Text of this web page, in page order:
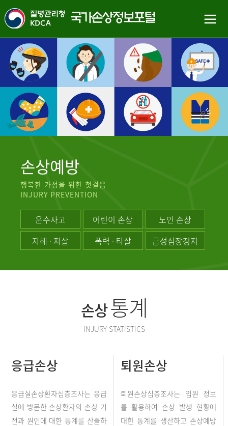
손상예방
행복한 가정을 위한 첫걸음
INJURY PREVENTION
운수사고 어린이 손상
노인 손상
자해 · 자살
폭력 · 타살 급성심장정지
손상통계
INJURY STATISTICS
응급손상
응급실손상환자심층조사는 응급
실에 방문한 손상환자의 손상 기
전과 원인에 대한 통계를 산출하
퇴원손상
퇴원손상심층조사는 입원 정보
를 활용하여 손상 발생 현황에
대한 통계를 생산하고 손상예방